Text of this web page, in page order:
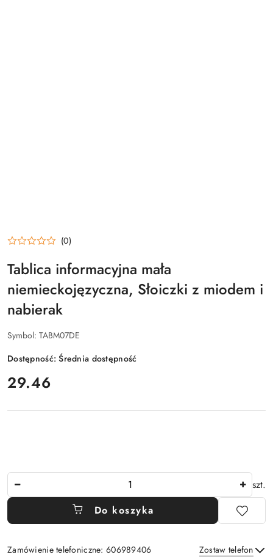
(0)
Tablica informacyjna mała
niemieckojęzyczna, Słoiczki z miodem i
nabierak
Symbol: TABM07DE
Dostępność:Średnia dostępność
cena:
29.46
szt.
Do koszyka
Zamówienie telefoniczne: 606989406 Zostaw telefon